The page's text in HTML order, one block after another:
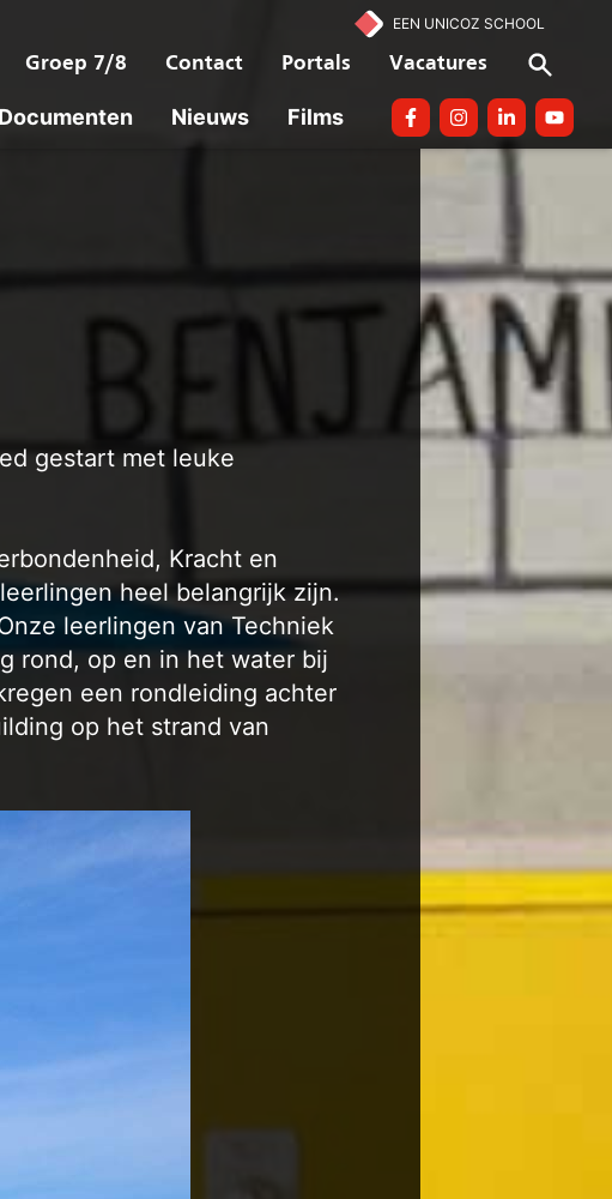
EEN UNICOZ SCHOOL
Groep 7/8 Contact Portals Vacatures
Documenten Nieuws Films FacebookInstagramlinkedinYoutube
gestart met leuke
Kracht en
heel belangrijk zijn.
leerlingen van Techniek
rond, op en in het water bij
een rondleiding achter
op het strand van